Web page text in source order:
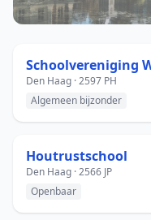
Schoolvereniging
Den Haag · 2597 PH
Algemeen bijzonder
Houtrustschool
Den Haag · 2566 JP
Openbaar